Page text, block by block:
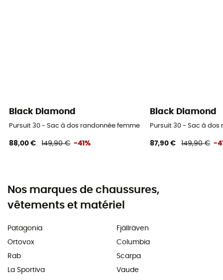
Black Diamond
Pursuit 30 - Sac à dos randonnée femme
88,00 € 149,90 € -41%
Black Diamond
Pursuit 30 - Sac à
87,90 € 149,90 € -
Nos marques de chaussures,
vêtements et matériel
Patagonia
Ortovox
Rab
La Sportiva
Fjällräven
Columbia
Scarpa
Vaude